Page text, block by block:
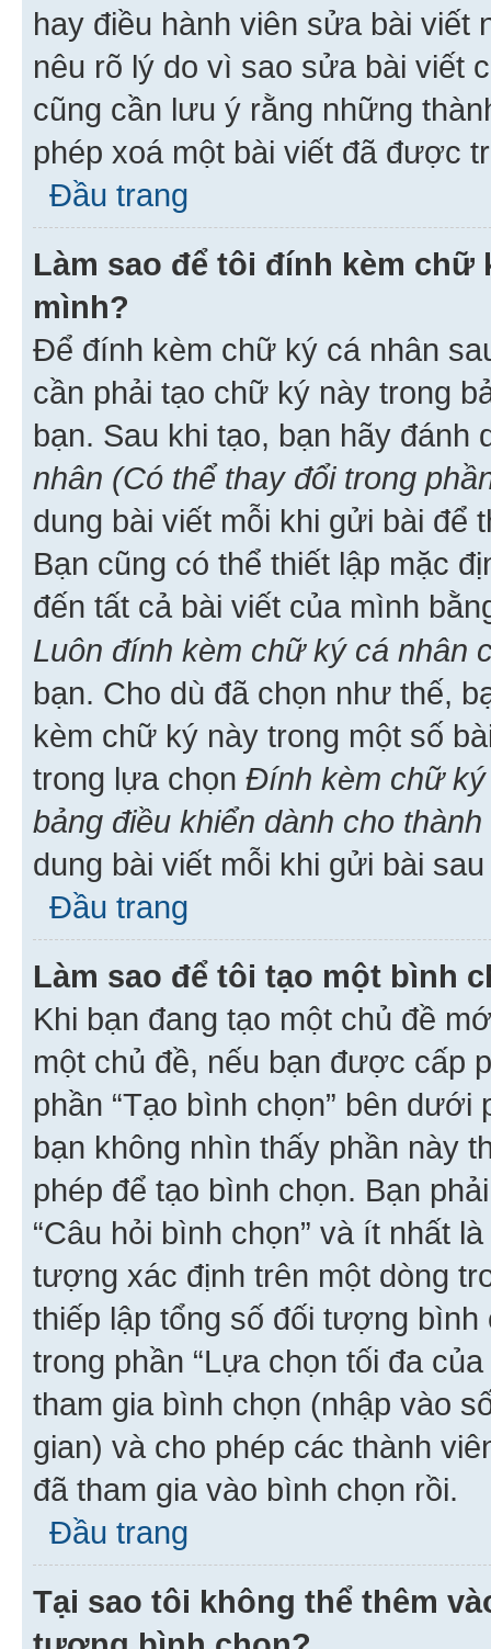
hay điều hành viên sửa bài viết
nêu rõ lý do vì sao sửa bài viết
cũng cần lưu ý rằng những
phép xoá một bài viết đã được
Đầu trang
Làm sao để tôi đính kèm chữ
mình?
Để đính kèm chữ ký cá nhân
cần phải tạo chữ ký này trong
bạn. Sau khi tạo, bạn hãy
nhân (Có thể thay đổi trong
dung bài viết mỗi khi gửi bài để
Bạn cũng có thể thiết lập mặc
đến tất cả bài viết của mình
Luôn đính kèm chữ ký cá nhân
bạn. Cho dù đã chọn như thế,
kèm chữ ký này trong một số
trong lựa chọn Đính kèm chữ
bảng điều khiển dành cho
dung bài viết mỗi khi gửi bài sau
Đầu trang
Làm sao để tôi tạo một bình
Khi bạn đang tạo một chủ đề
một chủ đề, nếu bạn được cấp
phần “Tạo bình chọn” bên
bạn không nhìn thấy phần này
phép để tạo bình chọn. Bạn
“Câu hỏi bình chọn” và ít nhất
tượng xác định trên một dòng
thiếp lập tổng số đối tượng
trong phần “Lựa chọn tối đa
tham gia bình chọn (nhập vào
gian) và cho phép các thành
đã tham gia vào bình chọn rồi.
Đầu trang
Tại sao tôi không thể thêm